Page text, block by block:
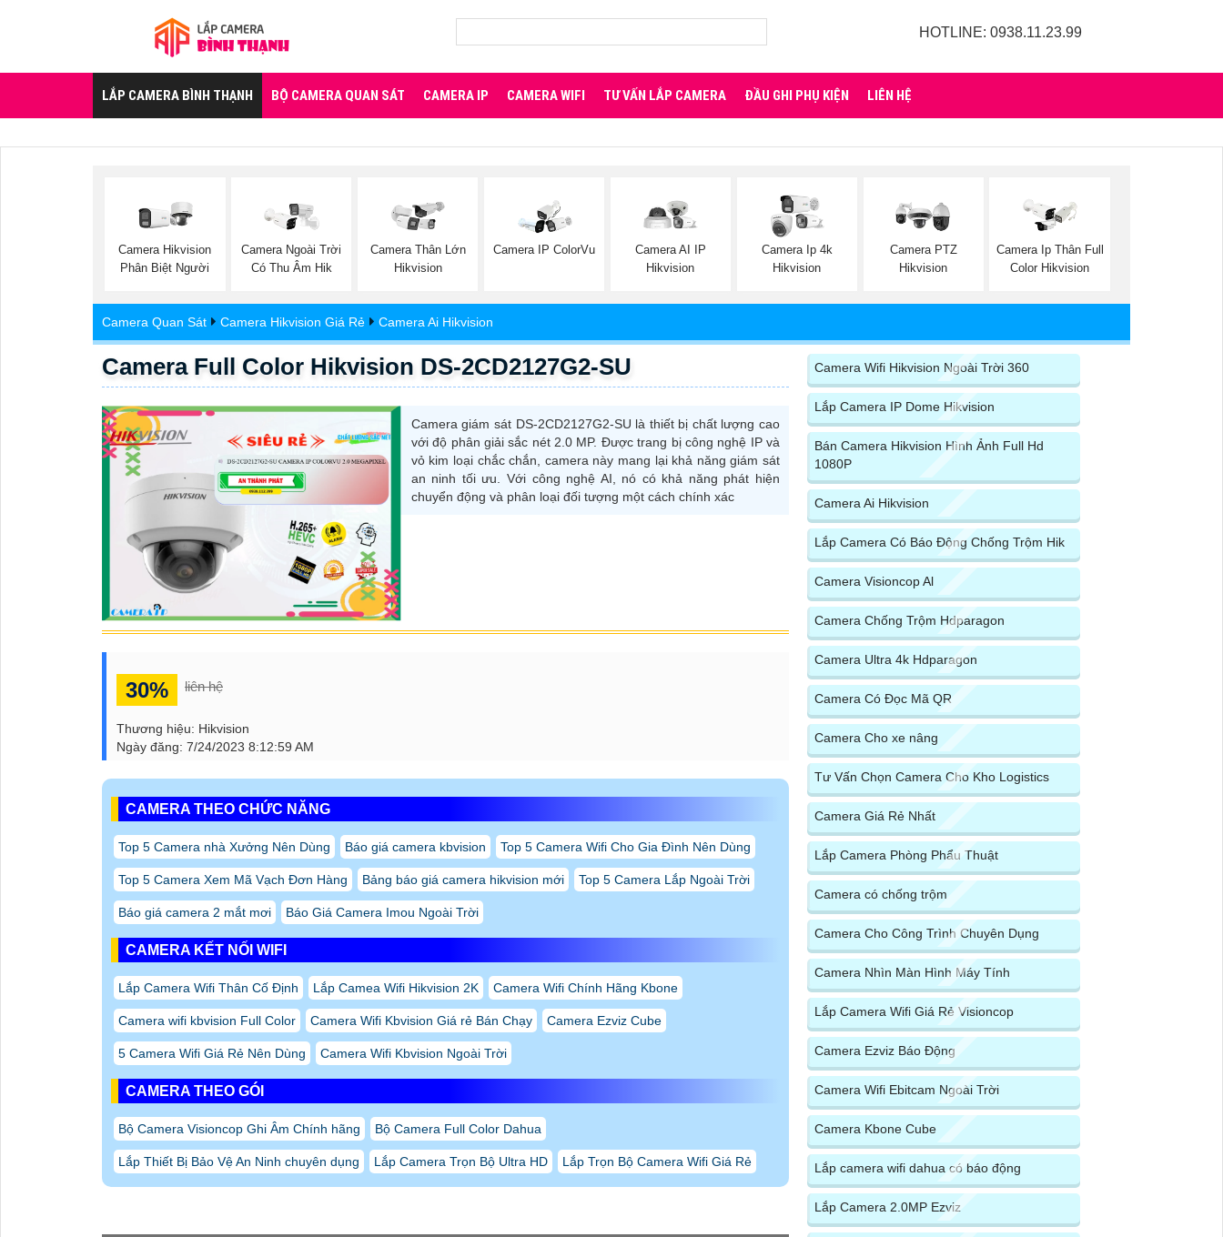
HOTLINE: 0938.11.23.99
LẮP CAMERA BÌNH THẠNH BỘ CAMERA QUAN SÁT CAMERA IP CAMERA WIFI TƯ VẤN LẮP CAMERA ĐẦU GHI PHỤ KIỆN LIÊN HỆ
Camera Hikvision
Phân Biệt Người
Camera Ngoài Trời
Có Thu Âm Hik
Camera Thân Lớn
Hikvision
Camera IP ColorVu
Camera AI IP
Hikvision
Camera Ip 4k
Hikvision
Camera PTZ
Hikvision
Camera Ip Thân Full
Color Hikvision
Camera Quan Sát Camera Hikvision Giá Rẻ Camera Ai Hikvision
Camera Full Color Hikvision DS-2CD2127G2-SU
Camera giám sát DS-2CD2127G2-SU là thiết bị chất lượng cao
với độ phân giải sắc nét 2.0 MP. Được trang bị công nghệ IP và
vỏ kim loại chắc chắn, camera này mang lại khả năng giám sát
an ninh tối ưu. Với công nghệ AI, nó có khả năng phát hiện
chuyển động và phân loại đối tượng một cách chính xác
30% liên hệ
Thương hiệu: Hikvision
Ngày đăng: 7/24/2023 8:12:59 AM
CAMERA THEO CHỨC NĂNG
Top 5 Camera nhà Xưởng Nên Dùng Báo giá camera kbvision Top 5 Camera Wifi Cho Gia Đình Nên Dùng
Top 5 Camera Xem Mã Vạch Đơn Hàng Bảng báo giá camera hikvision mới Top 5 Camera Lắp Ngoài Trời
Báo giá camera 2 mắt mơi Báo Giá Camera Imou Ngoài Trời
CAMERA KẾT NỐI WIFI
Lắp Camera Wifi Thân Cố Định Lắp Camea Wifi Hikvision 2K Camera Wifi Chính Hãng Kbone
Camera wifi kbvision Full Color Camera Wifi Kbvision Giá rẻ Bán Chạy Camera Ezviz Cube
5 Camera Wifi Giá Rẻ Nên Dùng Camera Wifi Kbvision Ngoài Trời
CAMERA THEO GÓI
Bộ Camera Visioncop Ghi Âm Chính hãng Bộ Camera Full Color Dahua
Lắp Thiết Bị Bảo Vệ An Ninh chuyên dụng Lắp Camera Trọn Bộ Ultra HD Lắp Trọn Bộ Camera Wifi Giá Rẻ
Camera Wifi Hikvision Ngoài Trời 360
Lắp Camera IP Dome Hikvision
Bán Camera Hikvision Hình Ảnh Full Hd
1080P
Camera Ai Hikvision
Lắp Camera Có Báo Động Chống Trộm Hik
Camera Visioncop Al
Camera Chống Trộm Hdparagon
Camera Ultra 4k Hdparagon
Camera Có Đọc Mã QR
Camera Cho xe nâng
Tư Vấn Chọn Camera Cho Kho Logistics
Camera Giá Rẻ Nhất
Lắp Camera Phòng Phẩu Thuật
Camera có chống trộm
Camera Cho Công Trình Chuyên Dụng
Camera Nhìn Màn Hình Máy Tính
Lắp Camera Wifi Giá Rẻ Visioncop
Camera Ezviz Báo Động
Camera Wifi Ebitcam Ngoài Trời
Camera Kbone Cube
Lắp camera wifi dahua có báo động
Lắp Camera 2.0MP Ezviz